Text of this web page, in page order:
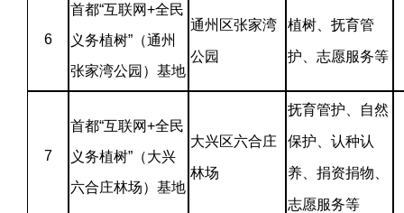
6
首都“互联网+全民
义务植树”（通州
张家湾公园）基地
通州区张家湾
公园
植树、抚育管
护、志愿服务等
7
首都“互联网+全民
义务植树”（大兴
六合庄林场）基地
大兴区六合庄
林场
抚育管护、自然
保护、认种认
养、捐资捐物、
志愿服务等